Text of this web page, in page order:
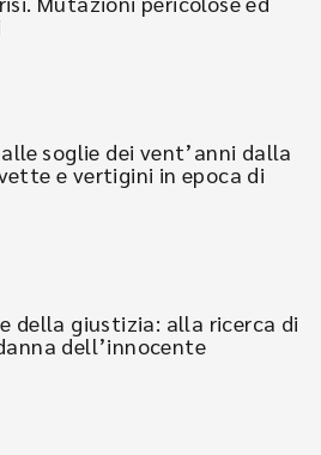
soglie dei vent’anni dalla
e vertigini in epoca di
della giustizia: alla ricerca di
dell’innocente